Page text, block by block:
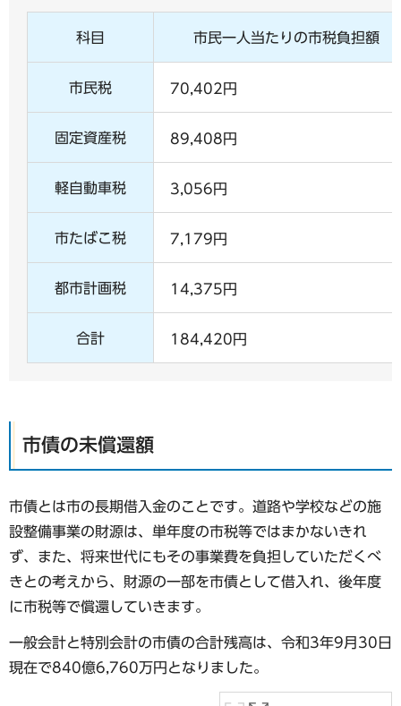
科目 市民一人当たりの市税負担額
市民税 70,402円
固定資産税 89,408円
軽自動車税 3,056円
市たばこ税 7,179円
都市計画税 14,375円
合計 184,420円
市債の未償還額
市債とは市の長期借入金のことです。道路や学校などの施
設整備事業の財源は、単年度の市税等ではまかないきれ
ず、また、将来世代にもその事業費を負担していただくべ
きとの考えから、財源の一部を市債として借入れ、後年度
に市税等で償還していきます。
一般会計と特別会計の市債の合計残高は、令和3年9月30日
現在で840億6,760万円となりました。